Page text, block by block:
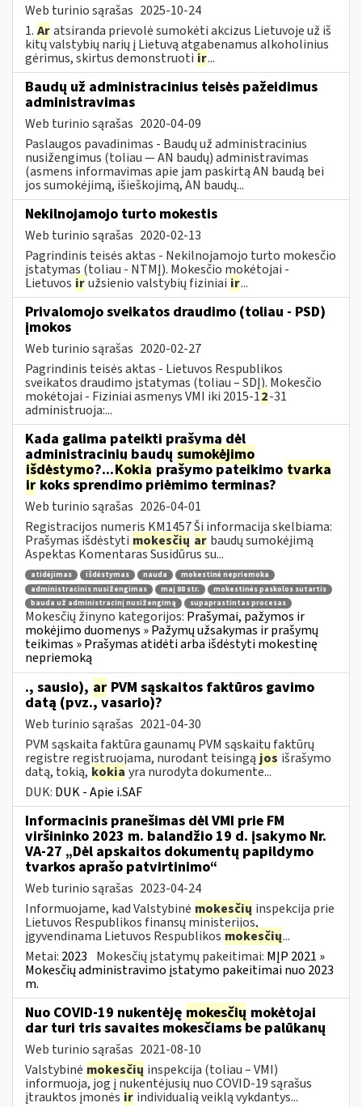
Web turinio sąrašas 2025-10-24
1. Aratsiranda prievolė sumokėti akcizus Lietuvoje už iš
kitų valstybių narių į Lietuvą atgabenamus alkoholinius
gėrimus, skirtus demonstruoti ir...
Baudų už administracinius teisės pažeidimus
administravimas
Web turinio sąrašas 2020-04-09
Paslaugos pavadinimas - Baudų už administracinius
nusižengimus (toliau — AN baudų) administravimas
(asmens informavimas apie jam paskirtą AN baudą bei
jos sumokėjimą, išieškojimą, AN baudų...
Nekilnojamojo turto mokestis
Web turinio sąrašas 2020-02-13
Pagrindinis teisės aktas - Nekilnojamojo turto mokesčio
įstatymas (toliau - NTMĮ). Mokesčio mokėtojai -
Lietuvos iružsienio valstybių fiziniai ir...
Privalomojo sveikatos draudimo (toliau - PSD)
įmokos
Web turinio sąrašas 2020-02-27
Pagrindinis teisės aktas - Lietuvos Respublikos
sveikatos draudimo įstatymas (toliau – SDĮ). Mokesčio
mokėtojai - Fiziniai asmenys VMI iki 2015-12-31
administruoja:...
Kada galima pateikti prašymą dėl
administracinių baudų sumokėjimo
išdėstymo?...Kokia prašymo pateikimo tvarka
irkoks sprendimo priėmimo terminas?
Web turinio sąrašas 2026-04-01
Registracijos numeris KM1457 Ši informacija skelbiama:
Prašymas išdėstyti mokesčių ar baudų sumokėjimą
Aspektas Komentaras Susidūrus su...
atidėjimas išdėstymas nauda
mokestinė nepriemoka
administracinis nusižengimas
maį 88 str.
mokestinės paskolos sutartis
bauda už administracinį nusižengimą
supaprastintas procesas
Mokesčių žinyno kategorijos: Prašymai, pažymos ir
mokėjimo duomenys » Pažymų užsakymas ir prašymų
teikimas » Prašymas atidėti arba išdėstyti mokestinę
nepriemoką
., sausio), ar PVM sąskaitos faktūros gavimo
datą (pvz., vasario)?
Web turinio sąrašas 2021-04-30
PVM sąskaita faktūra gaunamų PVM sąskaitų faktūrų
registre registruojama, nurodant teisingą jos išrašymo
datą, tokią, kokia yra nurodyta dokumente...
DUK: DUK - Apie i.SAF
Informacinis pranešimas dėl VMI prie FM
viršininko 2023 m. balandžio 19 d. įsakymo Nr.
VA-27 „Dėl apskaitos dokumentų papildymo
tvarkos aprašo patvirtinimo“
Web turinio sąrašas 2023-04-24
Informuojame, kad Valstybinė mokesčių inspekcija prie
Lietuvos Respublikos finansų ministerijos,
įgyvendinama Lietuvos Respublikos mokesčių...
Metai: 2023 Mokesčių įstatymų pakeitimai: MĮP 2021 »
Mokesčių administravimo įstatymo pakeitimai nuo 2023
m.
Nuo COVID-19 nukentėję mokesčių mokėtojai
dar turi tris savaites mokesčiams be palūkanų
Web turinio sąrašas 2021-08-10
Valstybinė mokesčių inspekcija (toliau – VMI)
informuoja, jog į nukentėjusių nuo COVID-19 sąrašus
įtrauktos įmonės ir individualią veiklą vykdantys...